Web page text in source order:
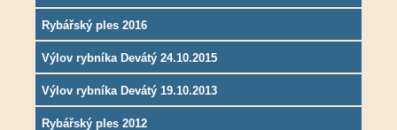
Rybářský ples 2016
Výlov rybníka Devátý 24.10.2015
Výlov rybníka Devátý 19.10.2013
Rybářský ples 2012